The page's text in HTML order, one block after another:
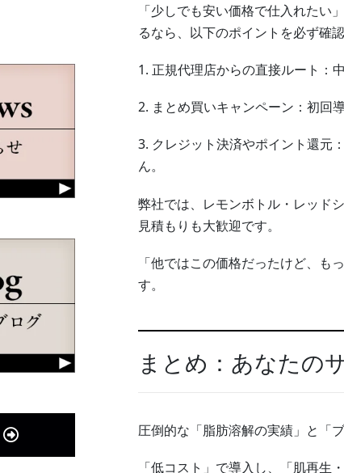
「少しでも安い価格で仕入れたい
るなら、以下のポイントを必ず確
1. 正規代理店からの直接ルート：
2. まとめ買いキャンペーン：初回
3. クレジット決済やポイント還元
ん。
弊社では、レモンボトル・レッド
見積もりも大歓迎です。
「他ではこの価格だったけど、も
す。
まとめ：あなたの
圧倒的な「脂肪溶解の実績」と「
「低コスト」で導入し、「肌再生